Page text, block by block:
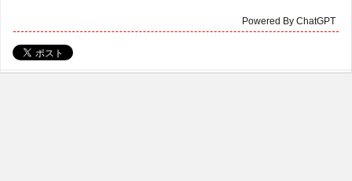
Powered By ChatGPT